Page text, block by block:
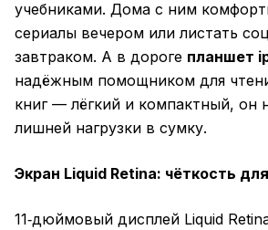
учебниками. Дома с ним
сериалы вечером или листать
завтраком. А в дороге планшет
надёжным помощником для
книг — лёгкий и компактный, он
лишней нагрузки в сумку.
Экран Liquid Retina: чёткость
11‑дюймовый дисплей Liquid